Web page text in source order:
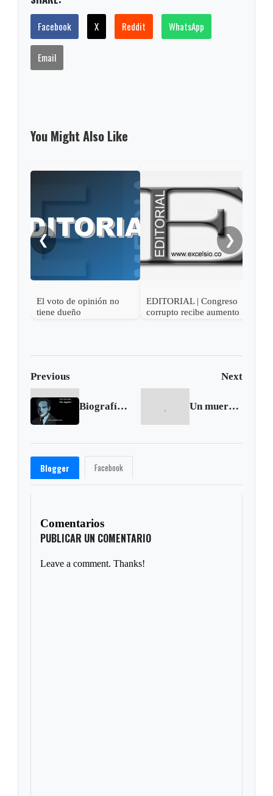
Facebook X Reddit WhatsApp
Email
You Might Also Like
❮
El voto de opinión no
tiene dueño
EDITORIAL | Congreso
corrupto recibe aumento
❯
Previous Next
Biografía de Jorge Camargo Spolidore Un muerto y tres heridos deja accidente en Tunja
Blogger Facebook
Comentarios
PUBLICAR UN COMENTARIO
Leave a comment. Thanks!